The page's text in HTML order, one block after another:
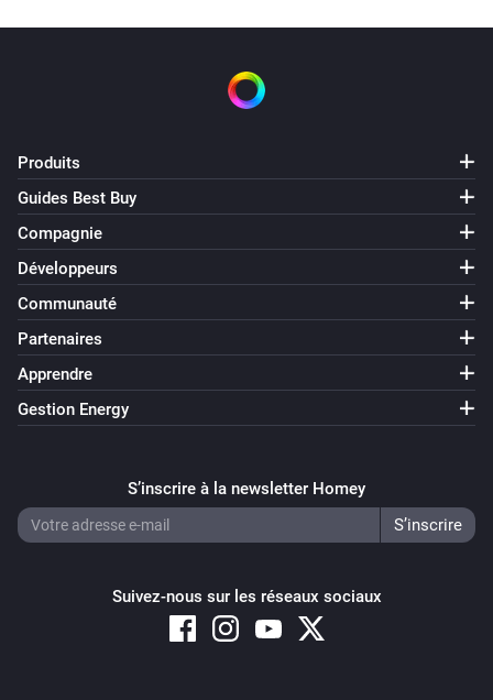
Produits
Guides Best Buy
Compagnie
Développeurs
Communauté
Partenaires
Apprendre
Gestion Energy
S’inscrire à la newsletter Homey
Suivez-nous sur les réseaux sociaux